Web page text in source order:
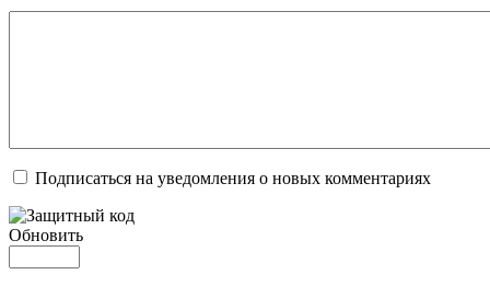
Подписаться на уведомления о новых комментариях
Обновить